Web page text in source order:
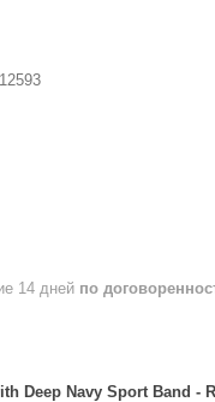
14 дней по
Deep Navy Sport Band -